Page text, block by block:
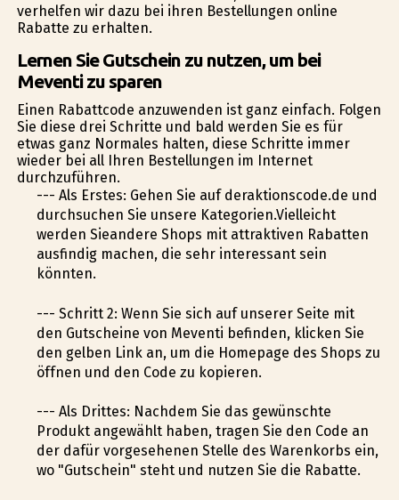
verhelfen wir dazu bei ihren Bestellungen online
Rabatte zu erhalten.
Lernen Sie Gutschein zu nutzen, um bei
Meventi zu sparen
Einen Rabattcode anzuwenden ist ganz einfach. Folgen
Sie diese drei Schritte und bald werden Sie es für
etwas ganz Normales halten, diese Schritte immer
wieder bei all Ihren Bestellungen im Internet
durchzuführen.
--- Als Erstes: Gehen Sie auf deraktionscode.de und
durchsuchen Sie unsere Kategorien.Vielleicht
werden Sieandere Shops mit attraktiven Rabatten
ausfindig machen, die sehr interessant sein
könnten.
--- Schritt 2: Wenn Sie sich auf unserer Seite mit
den Gutscheine von Meventi befinden, klicken Sie
den gelben Link an, um die Homepage des Shops zu
öffnen und den Code zu kopieren.
--- Als Drittes: Nachdem Sie das gewünschte
Produkt angewählt haben, tragen Sie den Code an
der dafür vorgesehenen Stelle des Warenkorbs ein,
wo "Gutschein" steht und nutzen Sie die Rabatte.